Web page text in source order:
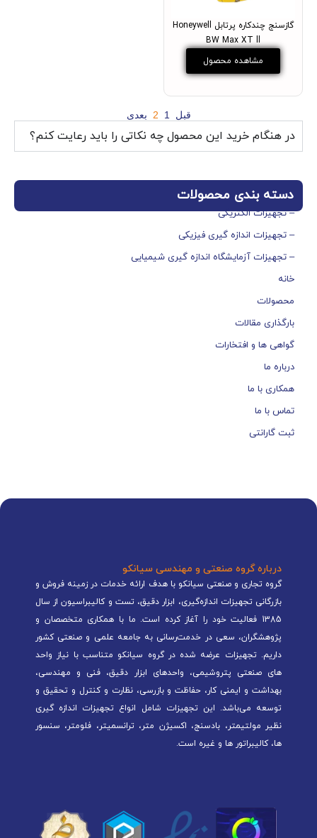
دسته بندی محصولات
– تجهیزات الکتریکی
– تجهیزات اندازه گیری فیزیکی
– تجهیزات آزمایشگاه اندازه گیری شیمیایی
خانه
محصولات
بارگذاری مقالات
گواهی ها و افتخارات
درباره ما
همکاری با ما
تماس با ما
ثبت گارانتی
گازسنج چندکاره پرتابل Honeywell
BW Max XT ll
مشاهده محصول
قبل 1
2 بعدی
در هنگام خرید این محصول چه نکاتی را باید رعایت کنم؟
درباره گروه صنعتی و مهندسی سیانکو
گروه تجاری و صنعتی سیانکو با هدف ارائه خدمات در زمینه فروش و
بازرگانی تجهیزات اندازه‌گیری، ابزار دقیق، تست و کالیبراسیون از سال
1385 فعالیت خود را آغاز کرده است. ما با همکاری متخصصان و
پژوهشگران، سعی در خدمت‌رسانی به جامعه علمی و صنعتی کشور
داریم. تجهیزات عرضه شده در گروه سیانکو متناسب با نیاز واحد
های صنعتی پتروشیمی، واحدهای ابزار دقیق، فنی و مهندسی،
بهداشت و ایمنی کار، حفاظت و بازرسی، نظارت و کنترل و تحقیق و
توسعه می‌باشد. این تجهیزات شامل انواع تجهیزات اندازه گیری
نظیر مولتیمتر، بادسنج، اکسیژن متر، ترانسمیتر، فلومتر، سنسور
ها، کالیبراتور ها و غیره است.